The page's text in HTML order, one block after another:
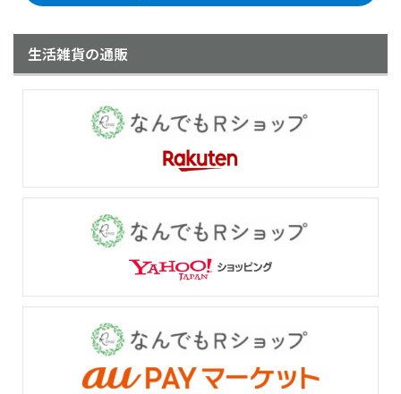
生活雑貨の通販